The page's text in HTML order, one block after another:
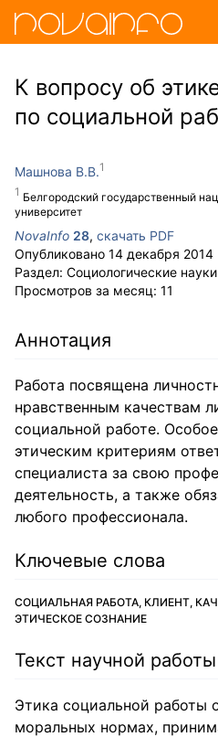
К вопросу об
по социальной
Машнова В.В.
Белгородский государственный
университет
NovaInfo 28, скачать PDF
Опубликовано 14 декабря 2014
Раздел: Социологические науки
Просмотров за месяц: 11
Аннотация
Работа посвящена
нравственным качествам
социальной работе.
этическим критериям
специалиста за свою
деятельность, а также
любого профессионала.
Ключевые слова
СОЦИАЛЬНАЯ РАБОТА, КЛИЕНТ,
ЭТИЧЕСКОЕ СОЗНАНИЕ
Текст научной работы
Этика социальной работы
моральных нормах,